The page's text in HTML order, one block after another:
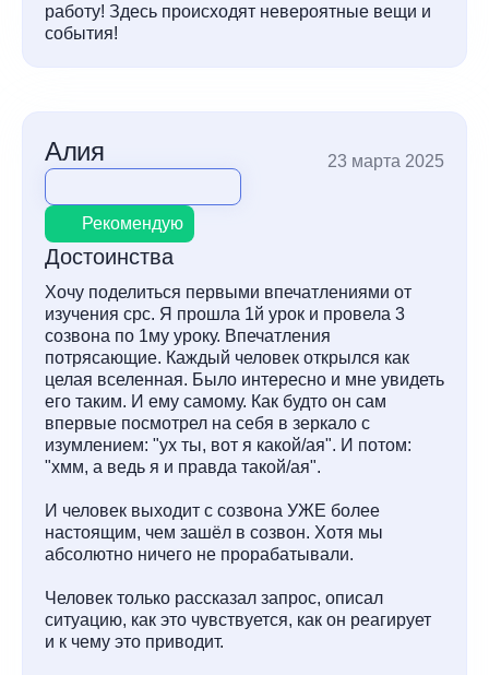
работу! Здесь происходят невероятные вещи и
события!
Алия 23 марта 2025
Рекомендую
Достоинства
Хочу поделиться первыми впечатлениями от
изучения срс. Я прошла 1й урок и провела 3
созвона по 1му уроку. Впечатления
потрясающие. Каждый человек открылся как
целая вселенная. Было интересно и мне увидеть
его таким. И ему самому. Как будто он сам
впервые посмотрел на себя в зеркало с
изумлением: "ух ты, вот я какой/ая". И потом:
"хмм, а ведь я и правда такой/ая".
И человек выходит с созвона УЖЕ более
настоящим, чем зашёл в созвон. Хотя мы
абсолютно ничего не прорабатывали.
Человек только рассказал запрос, описал
ситуацию, как это чувствуется, как он реагирует
и к чему это приводит.